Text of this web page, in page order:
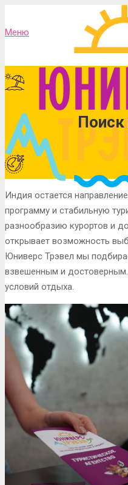
Меню
Поиск
Индия остается
программу и стабильную
разнообразию курортов и
открывает возможность
Юниверс Трэвел мы
взвешенным и
условий отдыха.